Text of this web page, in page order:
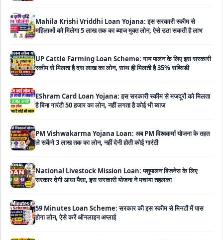
UP Cattle Farming Loan Scheme: गाय पालन के लिए इस सरकारी
स्कीम से मिलता है दस लाख का लोन, साथ ही मिलती है 35% सब्सिडी
EShram Card Loan Yojana: इस सरकारी स्कीम से मजदूरों को मिलता
है बिना गारंटी 50 हजार का लोन, नहीं लगता है कोई भी ब्याज
PM Vishwakarma Yojana Loan: अब PM विश्वकर्मा योजना के तहत
ले सकेंगे 3 लाख तक का लोन, नहीं देनी होती कोई गारंटी
National Livestock Mission Loan: पशुपालन बिजनेस के लिए
सरकार देगी आधा पैसा, इस सरकारी योजना ने मचाया तहलका
59 Minutes Loan Scheme: सरकार की इस स्कीम से मिनटों में पास
होगा लोन, ऐसे करें ऑनलाइन अप्लाई
MSME Loan Apply Online: इस प्रकार बिजनेस के लिए से ले सकते है
5 लाख रूपए का लोन, यहाँ से देखे पूरी जानकारी